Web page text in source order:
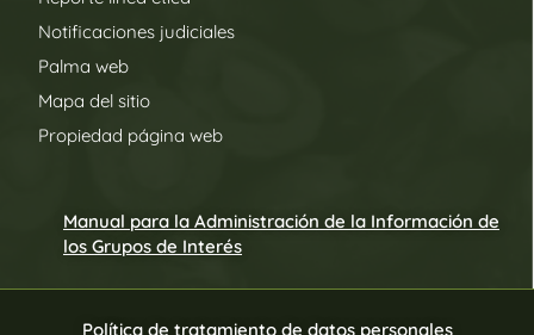
Notificaciones judiciales
Palma web
Mapa del sitio
Propiedad página web
Manual para la Administración de la Información de
los Grupos de Interés
Política de tratamiento de datos personales